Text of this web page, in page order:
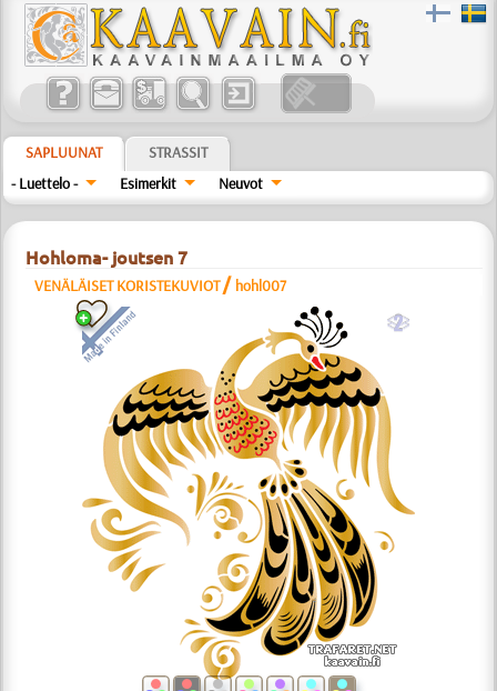
SAPLUUNAT
STRASSIT
- Luettelo -
Esimerkit Neuvot
Hohloma- joutsen 7
VENÄLÄISET KORISTEKUVIOT / hohl007
b